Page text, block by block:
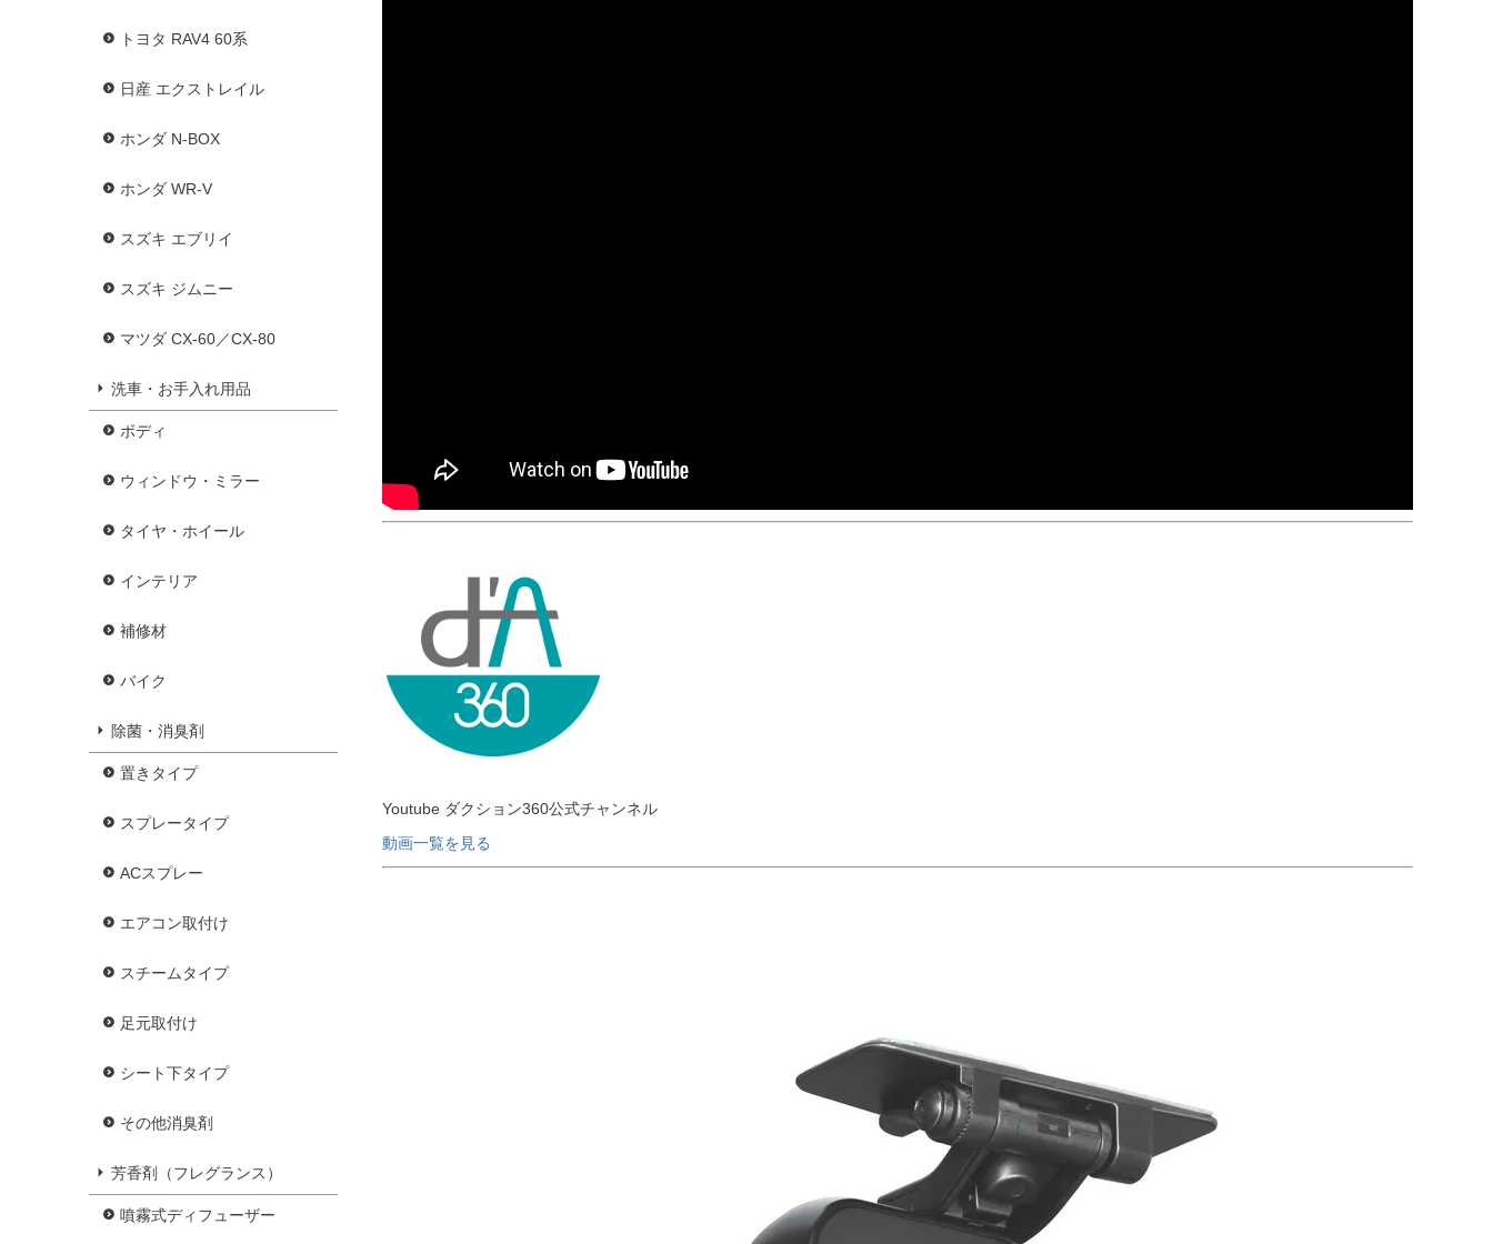
トヨタ RAV4 60系
日産 エクストレイル
ホンダ N-BOX
ホンダ WR-V
スズキ エブリイ
スズキ ジムニー
マツダ CX-60／CX-80
洗車・お手入れ用品
ボディ
ウィンドウ・ミラー
タイヤ・ホイール
インテリア
補修材
バイク
除菌・消臭剤
置きタイプ
スプレータイプ
ACスプレー
エアコン取付け
スチームタイプ
足元取付け
シート下タイプ
その他消臭剤
芳香剤（フレグランス）
噴霧式ディフューザー
Youtube ダクション360公式チャンネル
動画一覧を見る